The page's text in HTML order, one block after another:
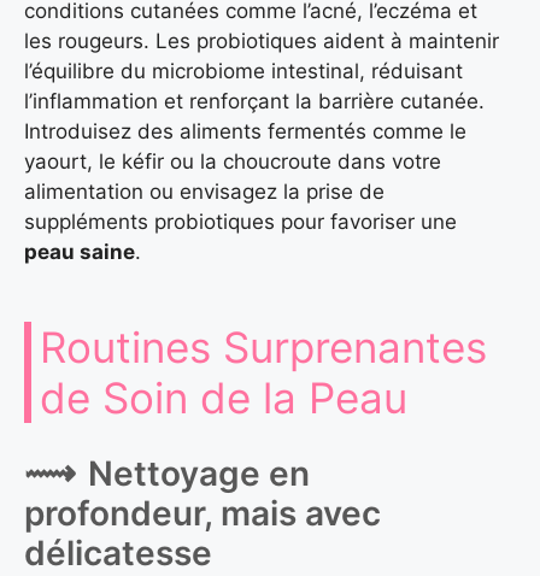
conditions cutanées comme l’acné, l’eczéma et
les rougeurs. Les probiotiques aident à maintenir
l’équilibre du microbiome intestinal, réduisant
l’inflammation et renforçant la barrière cutanée.
Introduisez des aliments fermentés comme le
yaourt, le kéfir ou la choucroute dans votre
alimentation ou envisagez la prise de
suppléments probiotiques pour favoriser une
peau saine.
Routines Surprenantes
de Soin de la Peau
Nettoyage en
profondeur, mais avec
délicatesse